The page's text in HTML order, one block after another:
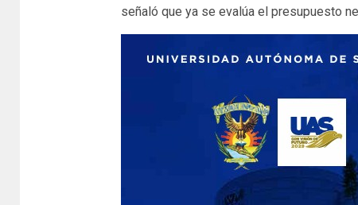
señaló que ya se evalúa el presupuesto